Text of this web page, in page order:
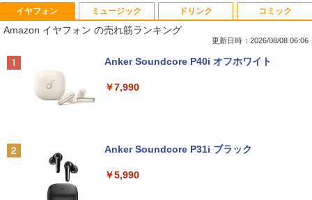
1
妹は知っている（8） 【電子限定特典つ
き】 【電子書籍】[ 雁木万里 ]
￥792
ィーメンバーと世界に復讐＆『ざま
イヤフォン
Amazon イヤフォン の売れ筋ランキング
更新日時：2026/08/08 06:06
Anker Soundcore P40i オフホワイト
￥7,990
Anker Soundcore P31i ブラック
￥5,990
ミュージック ドリンク コミック